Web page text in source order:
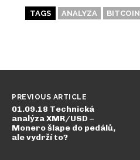
TAGS ANALYZA BITCOIN
PREVIOUS ARTICLE
01.09.18 Technická
analýza XMR/USD –
Monero šlape do pedálů,
ale vydrží to?